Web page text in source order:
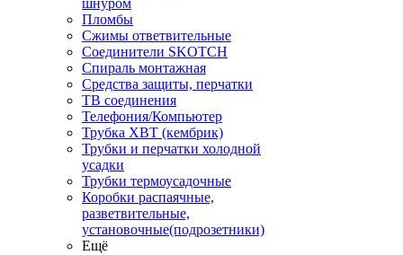
шнуром
Пломбы
Сжимы ответвительные
Соединители SKOTCH
Спираль монтажная
Средства защиты, перчатки
ТВ соединения
Телефония/Компьютер
Трубка ХВТ (кембрик)
Трубки и перчатки холодной
усадки
Трубки термоусадочные
Коробки распаячные,
разветвительные,
установочные(подрозетники)
Ещё